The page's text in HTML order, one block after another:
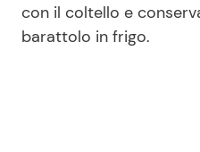
con il coltello e
barattolo in frigo.